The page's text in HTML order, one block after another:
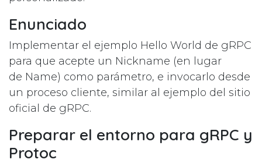
Enunciado
Implementar el ejemplo Hello World de gRPC
para que acepte un Nickname (en lugar
de Name) como parámetro, e invocarlo desde
un proceso cliente, similar al ejemplo del sitio
oficial de gRPC.
Preparar el entorno para gRPC y
Protoc